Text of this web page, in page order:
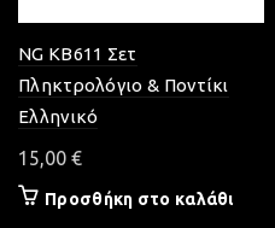
NG KB611 Σετ
Πληκτρολόγιο & Ποντίκι
Ελληνικό
15,00 €
Προσθήκη στο καλάθι